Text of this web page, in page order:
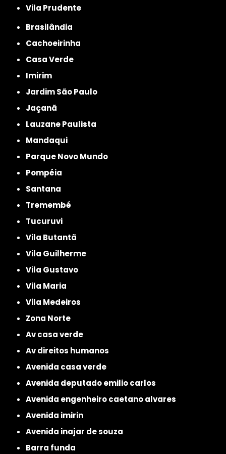
Vila Prudente
Brasilândia
Cachoeirinha
Casa Verde
Imirim
Jardim São Paulo
Jaçanã
Lauzane Paulista
Mandaqui
Parque Novo Mundo
Pompéia
Santana
Tremembé
Tucuruvi
Vila Butantã
Vila Guilherme
Vila Gustavo
Vila Maria
Vila Medeiros
Zona Norte
av casa verde
av direitos humanos
avenida casa verde
avenida deputado emilio carlos
avenida engenheiro caetano alvares
avenida imirin
avenida inajar de souza
barra funda